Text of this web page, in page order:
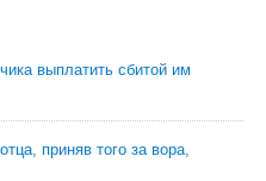
выплатить сбитой им
приняв того за вора,